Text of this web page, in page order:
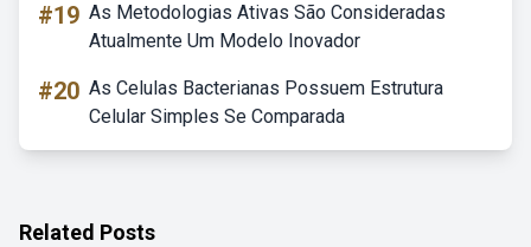
#19 As Metodologias Ativas São Consideradas
Atualmente Um Modelo Inovador
#20 As Celulas Bacterianas Possuem Estrutura
Celular Simples Se Comparada
Related Posts